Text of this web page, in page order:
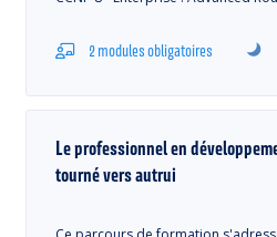
2 modules obligatoires
Le professionnel en
tourné vers autrui